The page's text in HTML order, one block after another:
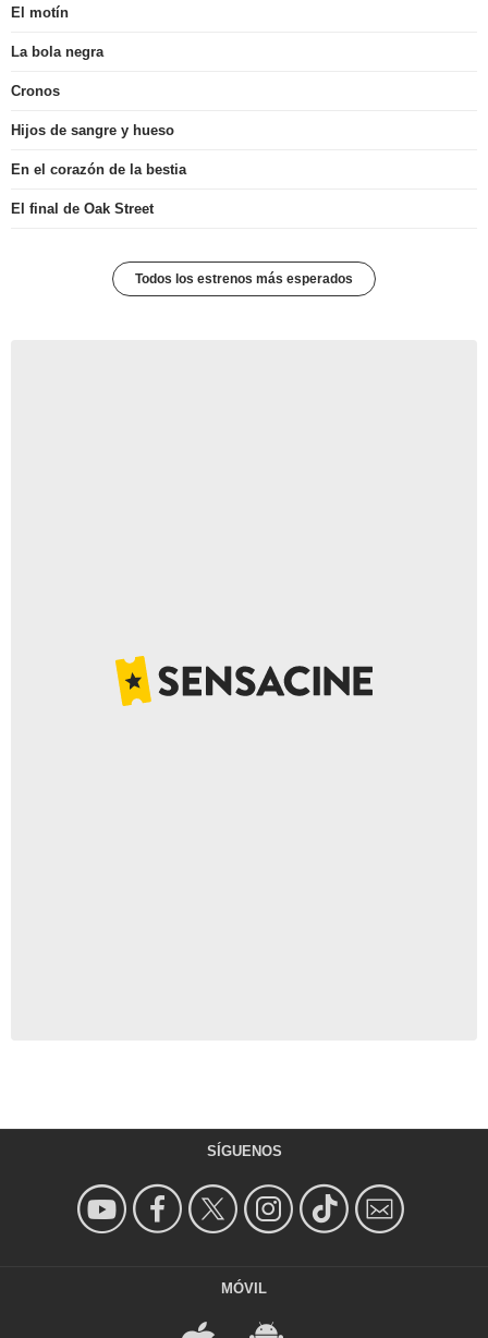
El motín
La bola negra
Cronos
Hijos de sangre y hueso
En el corazón de la bestia
El final de Oak Street
Todos los estrenos más esperados
SÍGUENOS
MÓVIL